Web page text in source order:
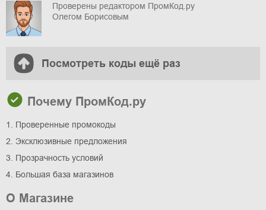
Проверены редактором ПромКод.ру
Олегом Борисовым
Посмотреть коды ещё раз
Почему ПромКод.ру
1. Проверенные промокоды
2. Эксклюзивные предложения
3. Прозрачность условий
4. Большая база магазинов
О Магазине